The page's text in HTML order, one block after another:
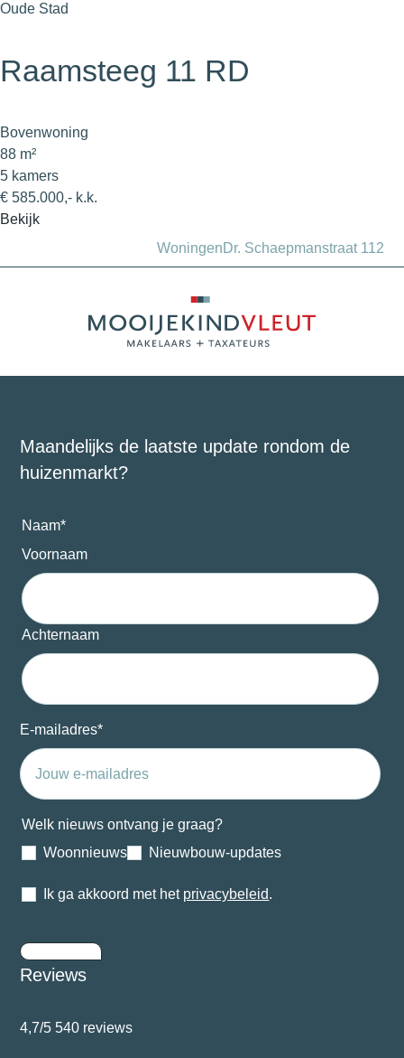
Oude Stad
Raamsteeg 11 RD
Bovenwoning
88 m²
5 kamers
€ 585.000,- k.k.
Bekijk
WoningenDr. Schaepmanstraat 112
Maandelijks de laatste update rondom de
huizenmarkt?
Naam*
Voornaam
Achternaam
E-mailadres*
Welk nieuws ontvang je graag?
Woonnieuws
Nieuwbouw-updates
Ik ga akkoord met het privacybeleid.
Reviews
4,7/5 540 reviews